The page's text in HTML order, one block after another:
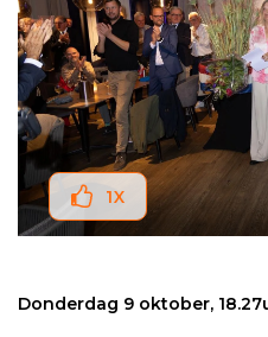
1X
Donderdag 9 oktober,